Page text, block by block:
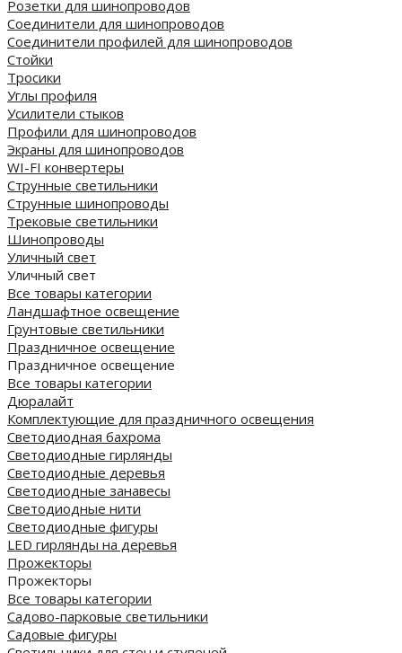
Розетки для шинопроводов
Соединители для шинопроводов
Соединители профилей для шинопроводов
Стойки
Тросики
Углы профиля
Усилители стыков
Профили для шинопроводов
Экраны для шинопроводов
WI-FI конвертеры
Струнные светильники
Струнные шинопроводы
Трековые светильники
Шинопроводы
Уличный свет
Уличный свет
Все товары категории
Ландшафтное освещение
Грунтовые светильники
Праздничное освещение
Праздничное освещение
Все товары категории
Дюралайт
Комплектующие для праздничного освещения
Светодиодная бахрома
Светодиодные гирлянды
Светодиодные деревья
Светодиодные занавесы
Светодиодные нити
Светодиодные фигуры
LED гирлянды на деревья
Прожекторы
Прожекторы
Все товары категории
Садово-парковые светильники
Садовые фигуры